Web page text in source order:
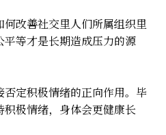
改善社交里人们所属组织里
等才是长期造成压力的源
定积极情绪的正向作用。毕
极情绪，身体会更健康长